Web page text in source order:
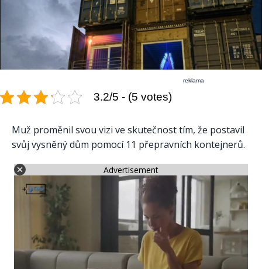
reklama
3.2/5 - (5 votes)
Muž proměnil svou vizi ve skutečnost tím, že postavil
svůj vysněný dům pomocí 11 přepravních kontejnerů.
Advertisement